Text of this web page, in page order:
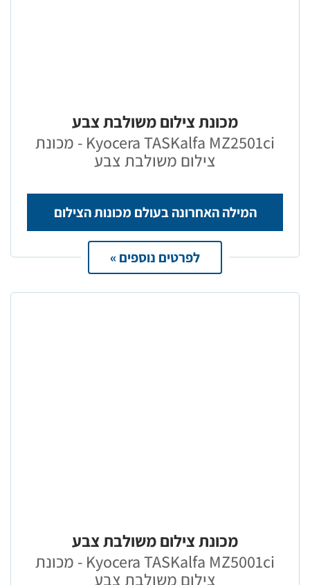
מכונת צילום משולבת צבע
Kyocera TASKalfa MZ2501ci - מכונת
צילום משולבת צבע
המילה האחרונה בעולם מכונות הצילום
לפרטים נוספים »
מכונת צילום משולבת צבע
Kyocera TASKalfa MZ5001ci - מכונת
צילום משולבת צבע